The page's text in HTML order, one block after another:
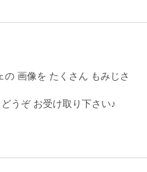
画像を たくさん もみじさ
うぞ お受け取り下さい♪